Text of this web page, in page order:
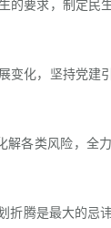
要求，制定民
化，坚持党建
各类风险，全
腾是最大的忌